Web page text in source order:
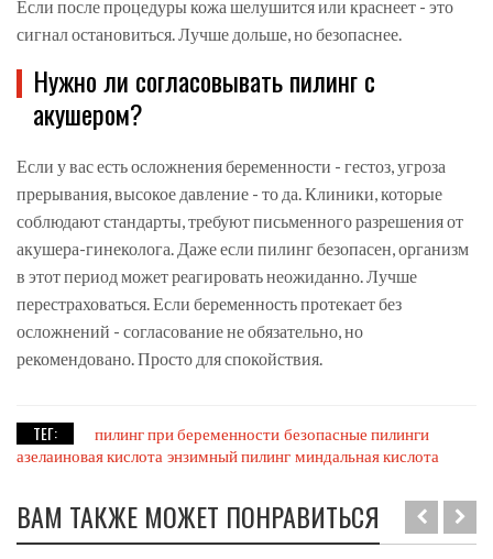
Если после процедуры кожа шелушится или краснеет - это
сигнал остановиться. Лучше дольше, но безопаснее.
Нужно ли согласовывать пилинг с
акушером?
Если у вас есть осложнения беременности - гестоз, угроза
прерывания, высокое давление - то да. Клиники, которые
соблюдают стандарты, требуют письменного разрешения от
акушера-гинеколога. Даже если пилинг безопасен, организм
в этот период может реагировать неожиданно. Лучше
перестраховаться. Если беременность протекает без
осложнений - согласование не обязательно, но
рекомендовано. Просто для спокойствия.
ТЕГ: пилинг при беременности безопасные пилинги
азелаиновая кислота энзимный пилинг миндальная кислота
ВАМ ТАКЖЕ МОЖЕТ ПОНРАВИТЬСЯ